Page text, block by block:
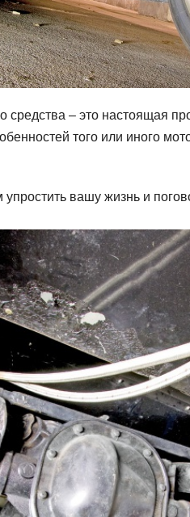
средства – это настоящая
того или иного
вашу жизнь и